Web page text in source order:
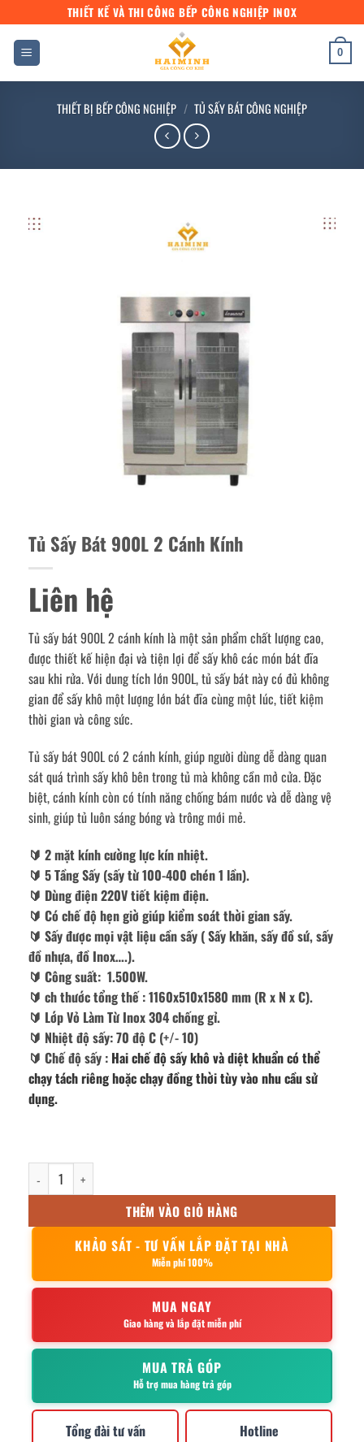
qua
dung
THIẾT KẾ VÀ THI CÔNG BẾP CÔNG NGHIỆP INOX
0
THIẾT BỊ BẾP CÔNG NGHIỆP / TỦ SẤY BÁT CÔNG NGHIỆP
Tủ Sấy Bát 900L 2 Cánh Kính
Liên hệ
Tủ sấy bát 900L 2 cánh kính là một sản phẩm chất lượng cao,
được thiết kế hiện đại và tiện lợi để sấy khô các món bát đĩa
sau khi rửa. Với dung tích lớn 900L, tủ sấy bát này có đủ không
gian để sấy khô một lượng lớn bát đĩa cùng một lúc, tiết kiệm
thời gian và công sức.
Tủ sấy bát 900L có 2 cánh kính, giúp người dùng dễ dàng quan
sát quá trình sấy khô bên trong tủ mà không cần mở cửa. Đặc
biệt, cánh kính còn có tính năng chống bám nước và dễ dàng vệ
sinh, giúp tủ luôn sáng bóng và trông mới mẻ.
🔰️ 2 mặt kính cường lực kín nhiệt.
🔰️ 5 Tầng Sấy (sấy từ 100-400 chén 1 lần).
🔰️ Dùng điện 220V tiết kiệm điện.
🔰️ Có chế độ hẹn giờ giúp kiểm soát thời gian sấy.
🔰️ Sấy được mọi vật liệu cần sấy ( Sấy khăn, sấy đồ sứ, sấy
đồ nhựa, đồ Inox….).
🔰️ Công suất: 1.500W.
🔰️ ch thước tổng thế : 1160x510x1580 mm (R x N x C).
🔰️ Lớp Vỏ Làm Từ Inox 304 chống gỉ.
🔰️ Nhiệt độ sấy: 70 độ C (+/- 10)
🔰️ Chế độ sấy : Hai chế độ sấy khô và diệt khuẩn có thể
chạy tách riêng hoặc chạy đồng thời tùy vào nhu cầu sử
dụng.
Tủ Sấy Bát 900L 2 Cánh Kính số lượng
THÊM VÀO GIỎ HÀNG
KHẢO SÁT - TƯ VẤN LẮP ĐẶT TẠI NHÀ
Miễn phí 100%
MUA NGAY
Giao hàng và lắp đặt miễn phí
MUA TRẢ GÓP
Hỗ trợ mua hàng trả góp
Tổng đài tư vấn Hotline